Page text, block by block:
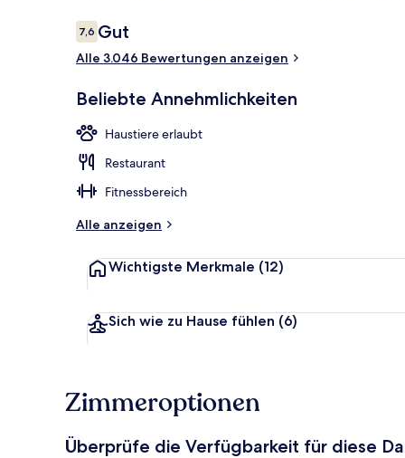
Bewertungen
7,67,6 von 10.
Gut
Alle 3.046 Bewertungen anzeigen
Beliebte Annehmlichkeiten
Haustiere erlaubt
Restaurant
Fitnessbereich
Alle anzeigen
Wichtigste Merkmale (12)
Sich wie zu Hause fühlen (6)
Zimmeroptionen
Überprüfe die Verfügbarkeit für diese